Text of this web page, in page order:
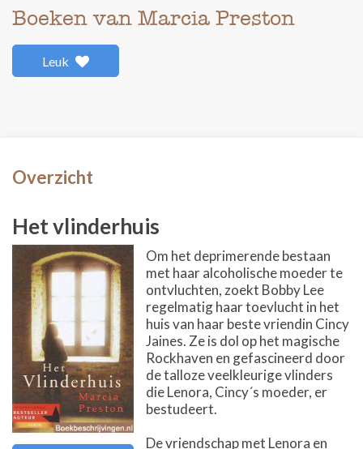
Boeken van Marcia Preston
Leuk
Overzicht
Het vlinderhuis
Om het deprimerende bestaan
met haar alcoholische moeder te
ontvluchten, zoekt Bobby Lee
regelmatig haar toevlucht in het
huis van haar beste vriendin Cincy
Jaines. Ze is dol op het magische
Rockhaven en gefascineerd door
de talloze veelkleurige vlinders
die Lenora, Cincy´s moeder, er
bestudeert.
De vriendschap met Lenora en